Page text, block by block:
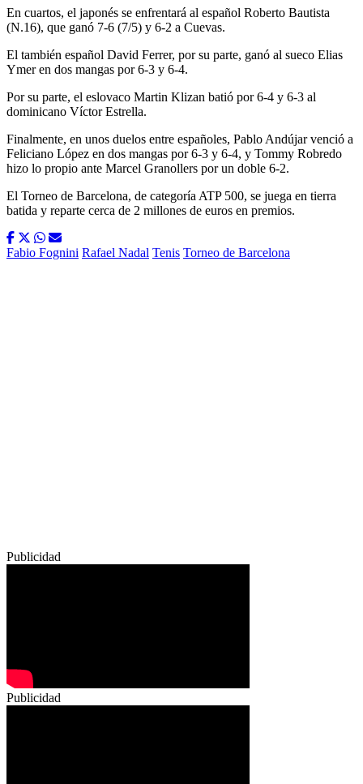
En cuartos, el japonés se enfrentará al español Roberto Bautista
(N.16), que ganó 7-6 (7/5) y 6-2 a Cuevas.
El también español David Ferrer, por su parte, ganó al sueco Elias
Ymer en dos mangas por 6-3 y 6-4.
Por su parte, el eslovaco Martin Klizan batió por 6-4 y 6-3 al
dominicano Víctor Estrella.
Finalmente, en unos duelos entre españoles, Pablo Andújar venció a
Feliciano López en dos mangas por 6-3 y 6-4, y Tommy Robredo
hizo lo propio ante Marcel Granollers por un doble 6-2.
El Torneo de Barcelona, de categoría ATP 500, se juega en tierra
batida y reparte cerca de 2 millones de euros en premios.
Fabio Fognini Rafael Nadal Tenis Torneo de Barcelona
Publicidad
Publicidad